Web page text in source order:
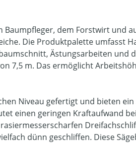
Baumpfleger, dem Forstwirt und
Die Produktpalette umfasst
Ästungsarbeiten und
7,5 m. Das ermöglicht
Niveau gefertigt und bieten
einen geringen Kraftaufwand
dünn geschliffen. Diese